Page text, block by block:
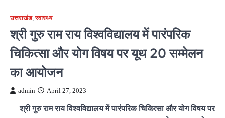
उत्तराखंड,स्वास्थ्य
श्री गुरु राम राय विश्वविद्यालय में पारंपरिक
चिकित्सा और योग विषय पर यूथ 20 सम्मेलन
का आयोजन
admin April 27, 2023
श्री गुरु राम राय विश्वविद्यालय में पारंपरिक चिकित्सा और योग विषय पर